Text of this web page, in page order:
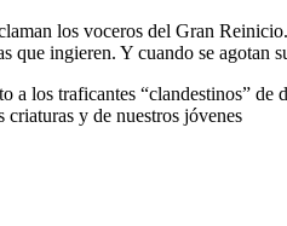
los voceros del Gran
que ingieren. Y cuando se agotan
a los traficantes “clandestinos”
criaturas y de nuestros jóvenes